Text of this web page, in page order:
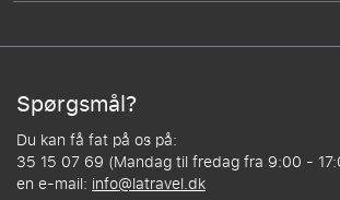
Spørgsmål?
Du kan få fat på os på:
35 15 07 69 (Mandag til fredag fra 9:00 -
en e-mail: info@latravel.dk